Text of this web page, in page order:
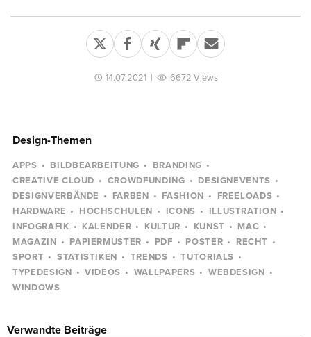
14.07.2021| 6672 Views
Design-Themen
APPS BILDBEARBEITUNG
BRANDING
CREATIVE CLOUD
CROWDFUNDING
DESIGNEVENTS
DESIGNVERBÄNDE
FARBEN FASHION
FREELOADS
HARDWARE
HOCHSCHULEN ICONS
ILLUSTRATION
INFOGRAFIK
KALENDER KULTUR KUNST
MAC
MAGAZIN
PAPIERMUSTER PDF POSTER
RECHT
SPORT
STATISTIKEN TRENDS
TUTORIALS
TYPEDESIGN
VIDEOS WALLPAPERS
WEBDESIGN
WINDOWS
Verwandte Beiträge